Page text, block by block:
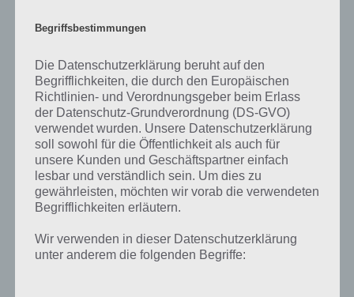
Level
Lösung
Lösung
Lösung
Lösung
Lösung
Lösung
Lösung
Level 501
BELL
BIER
BLEI
LIEB
REIB
EILT
TEIL
LEITE
PLEITE
LEBT
RUTE
TREU
RUBEL
LÜGE
ÜBLE
LÜGEN
ÜBLEN
BÜGELN
BÜRGER
Begriffsbestimmungen
Die Datenschutzerklärung beruht auf den
Begrifflichkeiten, die durch den Europäischen
Richtlinien- und Verordnungsgeber beim Erlass
der Datenschutz-Grundverordnung (DS-GVO)
verwendet wurden. Unsere Datenschutzerklärung
soll sowohl für die Öffentlichkeit als auch für
unsere Kunden und Geschäftspartner einfach
lesbar und verständlich sein. Um dies zu
gewährleisten, möchten wir vorab die verwendeten
Begrifflichkeiten erläutern.
Wir verwenden in dieser Datenschutzerklärung
unter anderem die folgenden Begriffe: